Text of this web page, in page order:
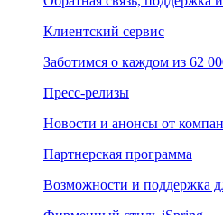
Клиентский сервис
Заботимся о каждом из 62
Пресс-релизы
Новости и анонсы от
Партнерская программа
Возможности и поддержка